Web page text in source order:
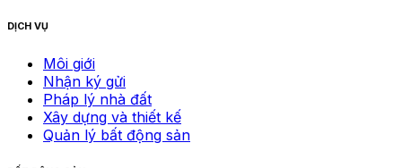
DỊCH VỤ
Môi giới
Nhận ký gửi
Pháp lý nhà đất
Xây dựng và thiết kế
Quản lý bất động sản